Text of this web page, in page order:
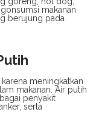
makanan
berujung pada
meningkatkan
makanan. Air putih
penyakit
serta